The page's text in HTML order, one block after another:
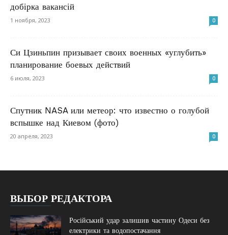
добірка вакансій
1 ноября, 2023 0
Си Цзиньпин призывает своих военных «углубить»
планирование боевых действий
6 июля, 2023 0
Спутник NASA или метеор: что известно о голубой
вспышке над Киевом (фото)
20 апреля, 2023 0
ВЫБОР РЕДАКТОРА
Російський удар залишив частину Одеси без
електрики та водопостачання